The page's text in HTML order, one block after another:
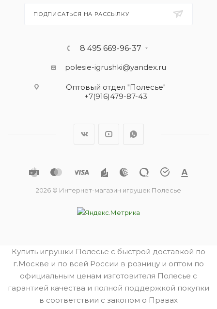
ПОДПИСАТЬСЯ НА РАССЫЛКУ
8 495 669-96-37
polesie-igrushki@yandex.ru
Оптовый отдел "Полесье"
+7(916)479-87-43
2026 © Интернет-магазин игрушек Полесье
Купить игрушки Полесье с быстрой доставкой по
г.Москве и по всей России в розницу и оптом по
официальным ценам изготовителя Полесье с
гарантией качества и полной поддержкой покупки
в соответствии с законом о Правах